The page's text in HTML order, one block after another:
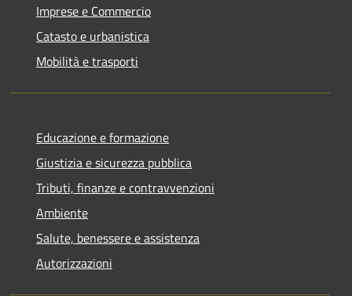
Imprese e Commercio
Catasto e urbanistica
Mobilità e trasporti
Educazione e formazione
Giustizia e sicurezza pubblica
Tributi, finanze e contravvenzioni
Ambiente
Salute, benessere e assistenza
Autorizzazioni